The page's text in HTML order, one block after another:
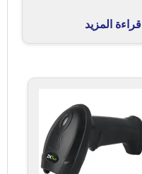
قراءة المزيد